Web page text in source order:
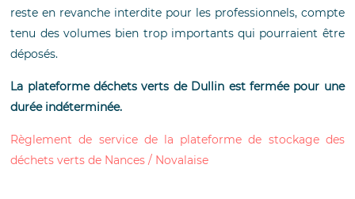
reste en revanche interdite pour les professionnels, compte
tenu des volumes bien trop importants qui pourraient être
déposés.
La plateforme déchets verts de Dullin est fermée pour une
durée indéterminée.
Règlement de service de la plateforme de stockage des
déchets verts de Nances / Novalaise